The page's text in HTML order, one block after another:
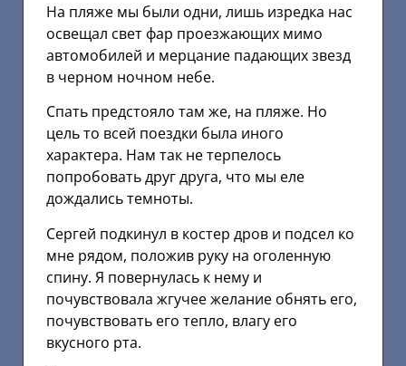
На пляже мы были одни, лишь изредка нас
освещал свет фар проезжающих мимо
автомобилей и мерцание падающих звезд
в черном ночном небе.
Спать предстояло там же, на пляже. Но
цель то всей поездки была иного
характера. Нам так не терпелось
попробовать друг друга, что мы еле
дождались темноты.
Сергей подкинул в костер дров и подсел ко
мне рядом, положив руку на оголенную
спину. Я повернулась к нему и
почувствовала жгучее желание обнять его,
почувствовать его тепло, влагу его
вкусного рта.